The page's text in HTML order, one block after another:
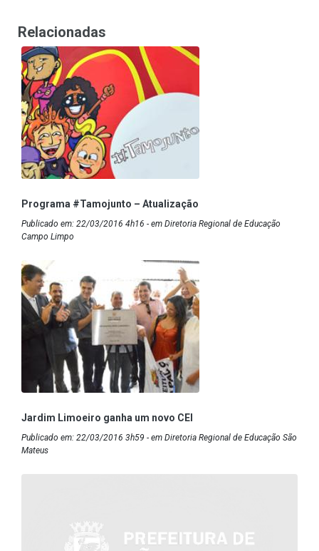
Relacionadas
Programa #Tamojunto – Atualização
Publicado em: 22/03/2016 4h16 - em Diretoria Regional de Educação
Campo Limpo
Jardim Limoeiro ganha um novo CEI
Publicado em: 22/03/2016 3h59 - em Diretoria Regional de Educação São
Mateus